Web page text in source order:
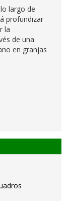
largo de
profundizar
la
de una
en granjas